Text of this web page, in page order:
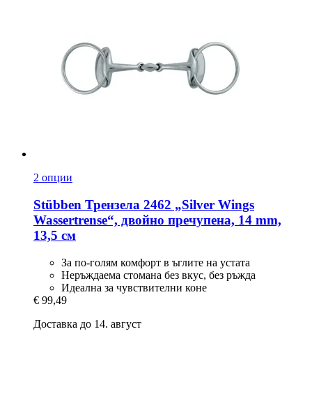
2 опции
Stübben Трензела 2462 „Silver Wings
Wassertrense“, двойно пречупена, 14 mm,
13,5 см
За по-голям комфорт в ъглите на устата
Неръждаема стомана без вкус, без ръжда
Идеална за чувствителни коне
€ 99,49
Доставка до 14. август